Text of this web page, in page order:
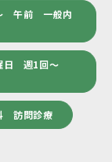
午前 一般内
曜日 週1回～
訪問診療